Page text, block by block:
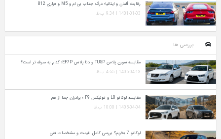
رقابت آلمان و ایتالیا؛ درگ جذاب بی ام و M5 و فراری 812
1401-01-03 | 9:34 ب.ظ
بررسی ها
مقایسه سورن پلاس TU5P و دنا پلاس EF7P؛ کدام به‌ صرفه‌ تر است؟
1405-04-13 | 4:55 ب.ظ
مقایسه لوکانو L8 و فونیکس F9 ؛ برادران جدا از هم
1405-04-04 | 10:00 ب.ظ
لوکانو 7 بخریم؟ بررسی کامل، قیمت و مشخصات فنی